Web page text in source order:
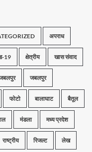
अपराध
19 क्षेत्रीय खास संवाद
जबलपुर
फोटो बालाघाट बैतूल
मंडला मध्य प्रदेश
राष्ट्रीय रिजल्ट लेख